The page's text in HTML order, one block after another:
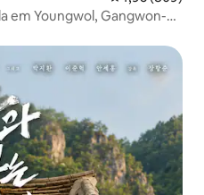
em Youngwol, Gangwon-do